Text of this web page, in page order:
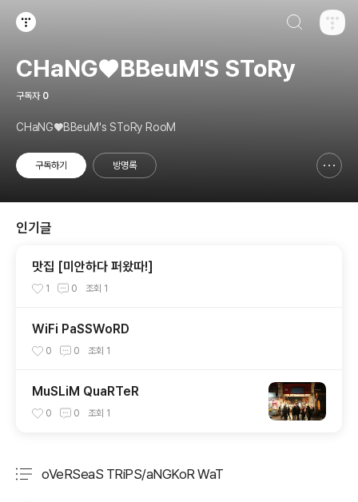
CHaNG♥️BBeuM'S SToRy
구독자 0
CHaNG♥️BBeuM's SToRy RooM
구독하기 방명록
인기글
맛집 [미안하다 퍼왔따!]
1 0 조회 1
WiFi PaSSWoRD
0 0 조회 1
MuSLiM QuaRTeR
0 0 조회 1
oVeRSeaS TRiPS/aNGKoR WaT